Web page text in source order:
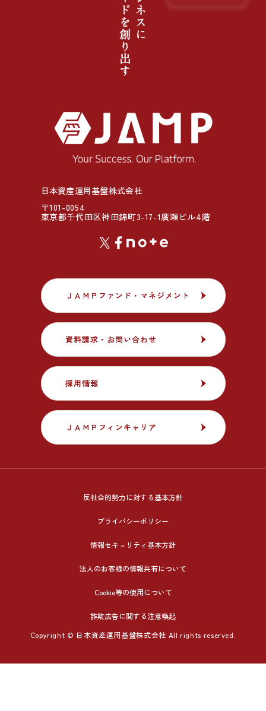
日本資産運用基盤株式会社
〒101-0054
東京都千代田区神田錦町3-17-1廣瀬ビル4階
ＪＡＭＰファンド・マネジメント
ＪＡＭＰファンド・マネジメント
資料請求・お問い合わせ
資料請求・お問い合わせ
採用情報
採用情報
ＪＡＭＰフィンキャリア
ＪＡＭＰフィンキャリア
反社会的勢力に対する基本方針
プライバシーポリシー
情報セキュリティ基本方針
法人のお客様の情報共有について
Cookie等の使用について
詐欺広告に関する注意喚起
Copyright © 日本資産運用基盤株式会社 All rights reserved.